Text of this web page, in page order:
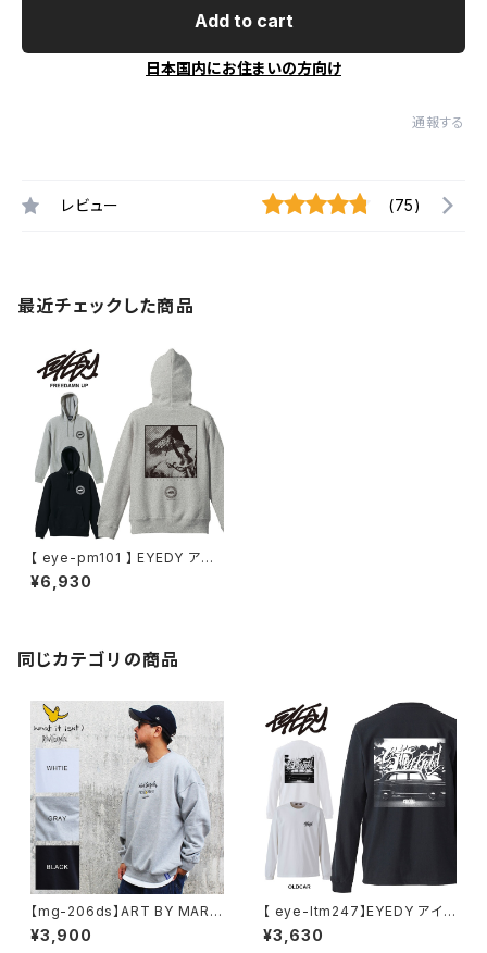
Add to cart
日本国内にお住まいの方向け
通報する
レビュー (75)
最近チェックした商品
【 eye-pm101 】 EYEDY アイ
ディー FREEDAMN UP 大きい
サイズ メンズ スウェット パーカ
¥6,930
同じカテゴリの商品
【mg-206ds】ART BY MARK
GONZALE ( What it isNt ワッ
トイットイズント) アートバイ マ
¥3,900
【 eye-ltm247】EYEDY アイデ
ィー 大きいサイズ メンズ ロング
Tシャツ GOD IS DEAD ロンT
¥3,630